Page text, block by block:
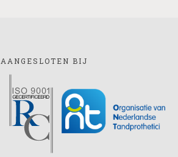
AANGESLOTEN BIJ